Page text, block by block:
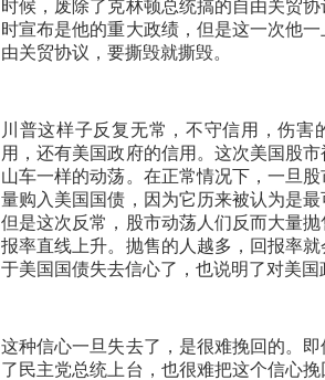
时候，废除了克林顿总统搞的自由关贸
时宣布是他的重大政绩，但是这一次他
由关贸协议，要撕毁就撕毁。
川普这样子反复无常，不守信用，伤害
用，还有美国政府的信用。这次美国股
山车一样的动荡。在正常情况下，一旦
量购入美国国债，因为它历来被认为是
但是这次反常，股市动荡人们反而大量
报率直线上升。抛售的人越多，回报率
于美国国债失去信心了，也说明了对美
这种信心一旦失去了，是很难挽回的。
了民主党总统上台，也很难把这个信心